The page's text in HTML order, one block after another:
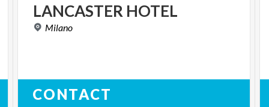
LANCASTER HOTEL
Milano
CONTACT